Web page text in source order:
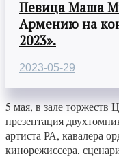
Певица Маша
Армению на
2023».
2023-05-29
5 мая, в зале торжеств
презентация
артиста РА, кавалера
кинорежиссера,